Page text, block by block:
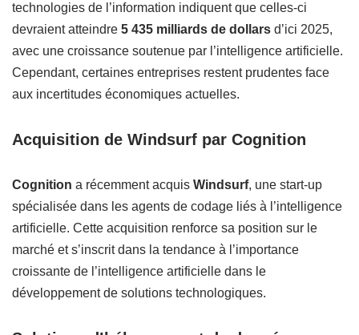
technologies de l’information indiquent que celles-ci
devraient atteindre 5 435 milliards de dollars d’ici 2025,
avec une croissance soutenue par l’intelligence artificielle.
Cependant, certaines entreprises restent prudentes face
aux incertitudes économiques actuelles.
Acquisition de Windsurf par Cognition
Cognition a récemment acquis Windsurf, une start-up
spécialisée dans les agents de codage liés à l’intelligence
artificielle. Cette acquisition renforce sa position sur le
marché et s’inscrit dans la tendance à l’importance
croissante de l’intelligence artificielle dans le
développement de solutions technologiques.